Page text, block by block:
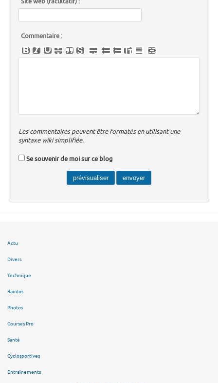
Site web (facultatif) :
Commentaire :
Les commentaires peuvent être formatés en utilisant une
syntaxe wiki simplifiée.
Se souvenir de moi sur ce blog
Actu
Divers
Technique
Randos
Photos
Courses Pro
Santé
Cyclosportives
Entraînements